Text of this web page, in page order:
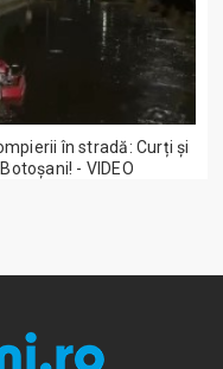
în stradă: Curți și
- VIDEO